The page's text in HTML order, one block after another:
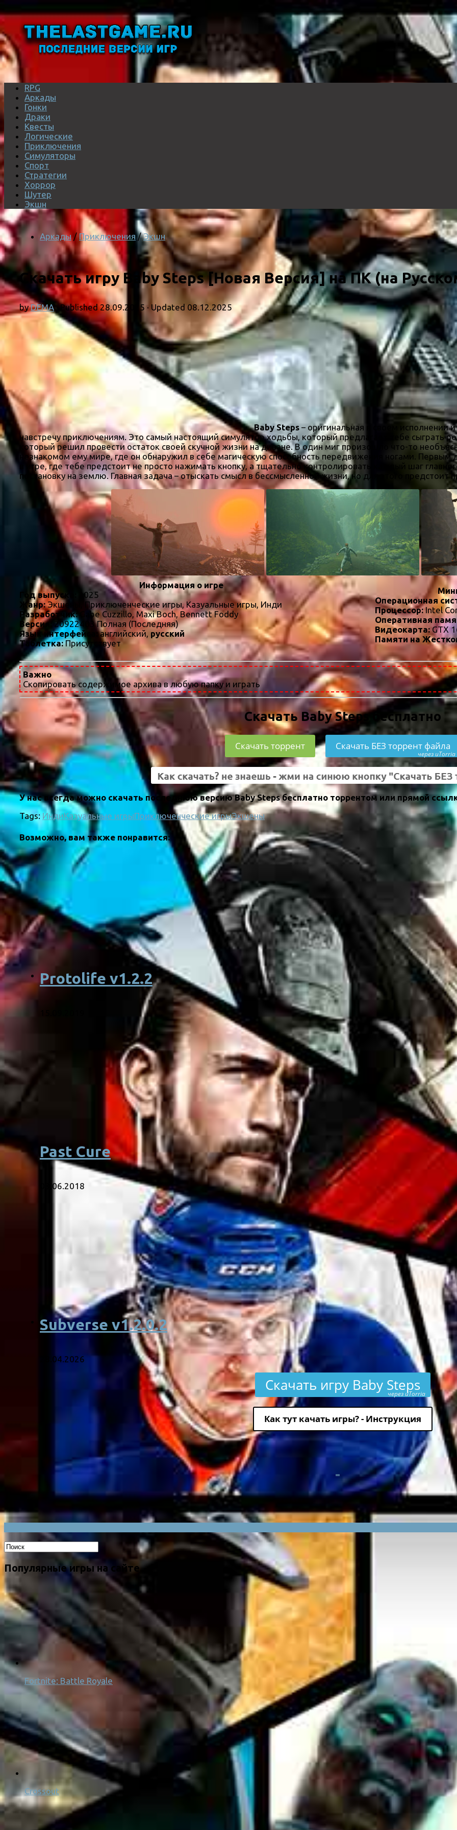
RPG
Аркады
Гонки
Драки
Квесты
Логические
Приключения
Симуляторы
Спорт
Стратегии
Хоррор
Шутер
Экшн
Аркады / Приключения / Экшн
Скачать игру Baby Steps [Новая Версия] на ПК (на
byDEMA · Published28.09.2025 · Updated 08.12.2025
Baby Steps – оригинальная в своем исполнении
навстречу приключениям. Это самый настоящий симулятор ходьбы, который предлагает тебе сыграть
который решил провести остаток своей скучной жизни на диване. В один миг произошло что-то
незнакомом ему мире, где он обнаружил в себе магическую способность передвижения ногами.
в игре, где тебе предстоит не просто нажимать кнопку, а тщательно контролировать каждый шаг
постановку на землю. Главная задача – отыскать смысл в бессмысленной жизни, но для этого предстоит
Информация о игре
Год выпуска:
2025
Жанр:Экшены, Приключенческие игры, Казуальные игры, Инди
Разработчик:Gabe Cuzzillo, Maxi Boch, Bennett Foddy
Версия:
20922403 Полная (Последняя)
Язык интерфейса:английский, русский
Таблетка:Присутствует
Операционная
Процессор: Intel
Оперативная
Видеокарта:GTX
Памяти на
Важно
Скопировать содержимое архива в любую папку и играть
Скачать Baby Steps бесплатно
Скачать торрент Скачать БЕЗ торрент файла
через uTorria
У нас всегда можно скачать последнюю версию Baby Steps бесплатно торрентом или прямой
Tags: ИндиКазуальные игрыПриключенческие игрыЭкшены
Возможно, вам также понравится:
Protolife v1.2.2
Past Cure
03.06.2018
Subverse v1.2.0.2
28.04.2026
Скачать игру Baby Steps
через uTorria
Как тут качать игры? - Инструкция
Популярные игры на сайте
Fortnite: Battle Royale
Crossout